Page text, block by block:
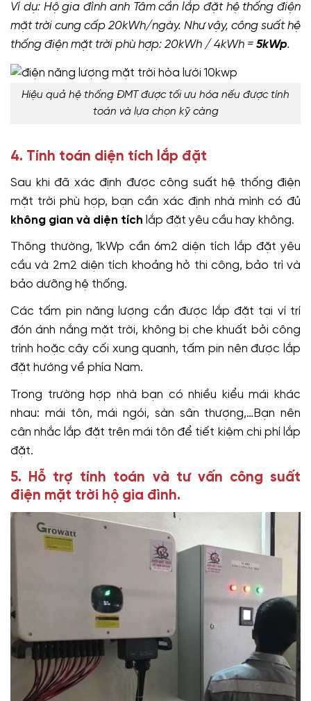
Ví dụ: Hộ gia đình anh Tâm cần lắp đặt hệ thống điện
mặt trời cung cấp 20kWh/ngày. Như vậy, công suất hệ
thống điện mặt trời phù hợp: 20kWh / 4kWh = 5kWp.
Hiệu quả hệ thống ĐMT được tối ưu hóa nếu được tính
toán và lựa chọn kỹ càng
4. Tính toán diện tích lắp đặt
Sau khi đã xác định được công suất hệ thống điện
mặt trời phù hợp, bạn cần xác định nhà mình có đủ
không gian và diện tích lắp đặt yêu cầu hay không.
Thông thường, 1kWp cần 6m2 diện tích lắp đặt yêu
cầu và 2m2 diện tích khoảng hở thi công, bảo trì và
bảo dưỡng hệ thống.
Các tấm pin năng lượng cần được lắp đặt tại ví trí
đón ánh nắng mặt trời, không bị che khuất bởi công
trình hoặc cây cối xung quanh, tấm pin nên được lắp
đặt hướng về phía Nam.
Trong trường hợp nhà bạn có nhiều kiểu mái khác
nhau: mái tôn, mái ngói, sàn sân thượng,…Bạn nên
cân nhắc lắp đặt trên mái tôn để tiết kiệm chi phí lắp
đặt.
5. Hỗ trợ tính toán và tư vấn công suất
điện mặt trời hộ gia đình.